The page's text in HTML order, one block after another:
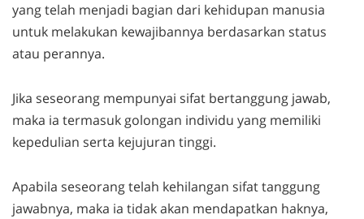
yang telah menjadi bagian dari kehidupan manusia
untuk melakukan kewajibannya berdasarkan status
atau perannya.
Jika seseorang mempunyai sifat bertanggung jawab,
maka ia termasuk golongan individu yang memiliki
kepedulian serta kejujuran tinggi.
Apabila seseorang telah kehilangan sifat tanggung
jawabnya, maka ia tidak akan mendapatkan haknya,